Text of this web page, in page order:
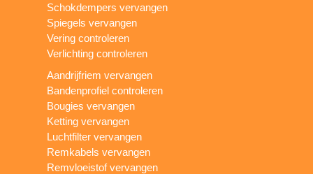
Schokdempers vervangen
Spiegels vervangen
Vering controleren
Verlichting controleren
Aandrijfriem vervangen
Bandenprofiel controleren
Bougies vervangen
Ketting vervangen
Luchtfilter vervangen
Remkabels vervangen
Remvloeistof vervangen